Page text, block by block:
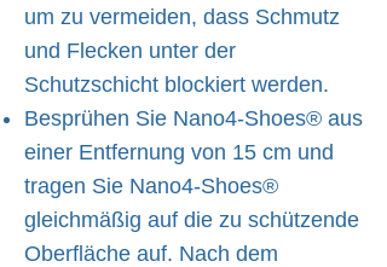
um zu vermeiden, dass Schmutz
und Flecken unter der
Schutzschicht blockiert werden.
Besprühen Sie Nano4-Shoes® aus
einer Entfernung von 15 cm und
tragen Sie Nano4-Shoes®
gleichmäßig auf die zu schützende
Oberfläche auf. Nach dem